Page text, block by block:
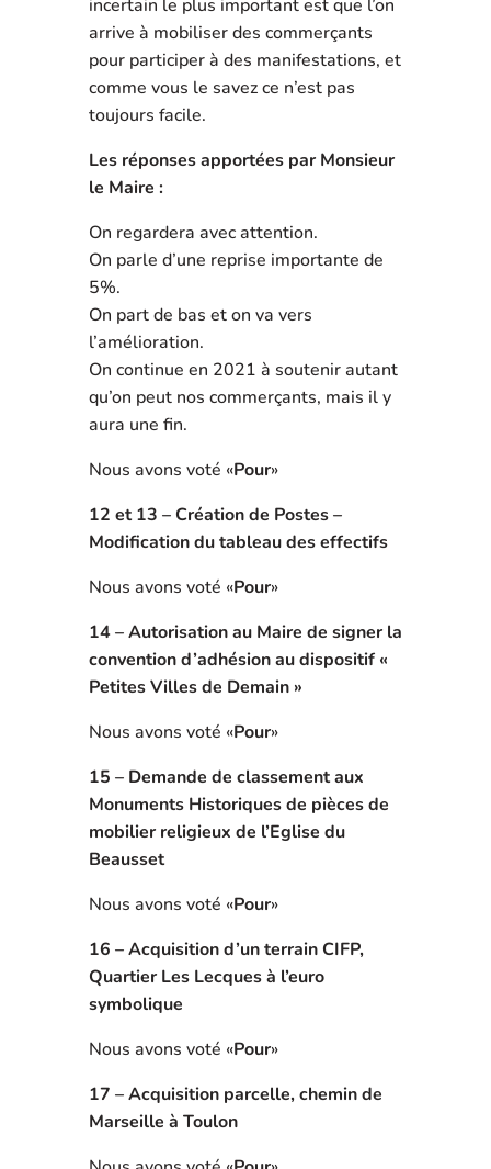
incertain le plus important est que l’on
arrive à mobiliser des commerçants
pour participer à des manifestations, et
comme vous le savez ce n’est pas
toujours facile.
Les réponses apportées par Monsieur
le Maire :
On regardera avec attention.
On parle d’une reprise importante de
5%.
On part de bas et on va vers
l’amélioration.
On continue en 2021 à soutenir autant
qu’on peut nos commerçants, mais il y
aura une fin.
Nous avons voté «Pour»
12 et 13 – Création de Postes –
Modification du tableau des effectifs
Nous avons voté «Pour»
14 – Autorisation au Maire de signer la
convention d’adhésion au dispositif «
Petites Villes de Demain »
Nous avons voté «Pour»
15 – Demande de classement aux
Monuments Historiques de pièces de
mobilier religieux de l’Eglise du
Beausset
Nous avons voté «Pour»
16 – Acquisition d’un terrain CIFP,
Quartier Les Lecques à l’euro
symbolique
Nous avons voté «Pour»
17 – Acquisition parcelle, chemin de
Marseille à Toulon